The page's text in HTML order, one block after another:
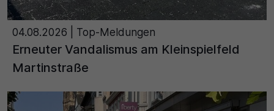
04.08.2026 | Top-Meldungen
Erneuter Vandalismus am Kleinspielfeld
Martinstraße
Zweck
Wird für statistische Zwecke verwendet, um
vorübergehende Daten des Besuchs zu speichern.